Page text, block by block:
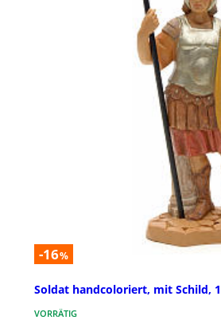
-16%
Soldat handcoloriert, mit Schild,
VORRÄTIG